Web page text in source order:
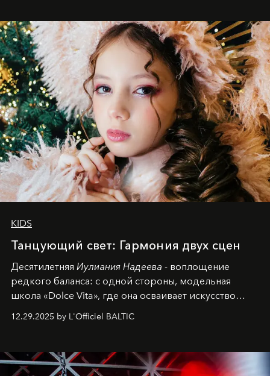
KIDS
Танцующий свет: Гармония двух сцен
Десятилетняя Иулиания Надеева - воплощение
редкого баланса: с одной стороны, модельная
школа «Dolce Vita», где она осваивает искусство
балетная студия при хореографическом училище,
танцевального пути за плечами.
12.29.2025 by L'Officiel BALTIC